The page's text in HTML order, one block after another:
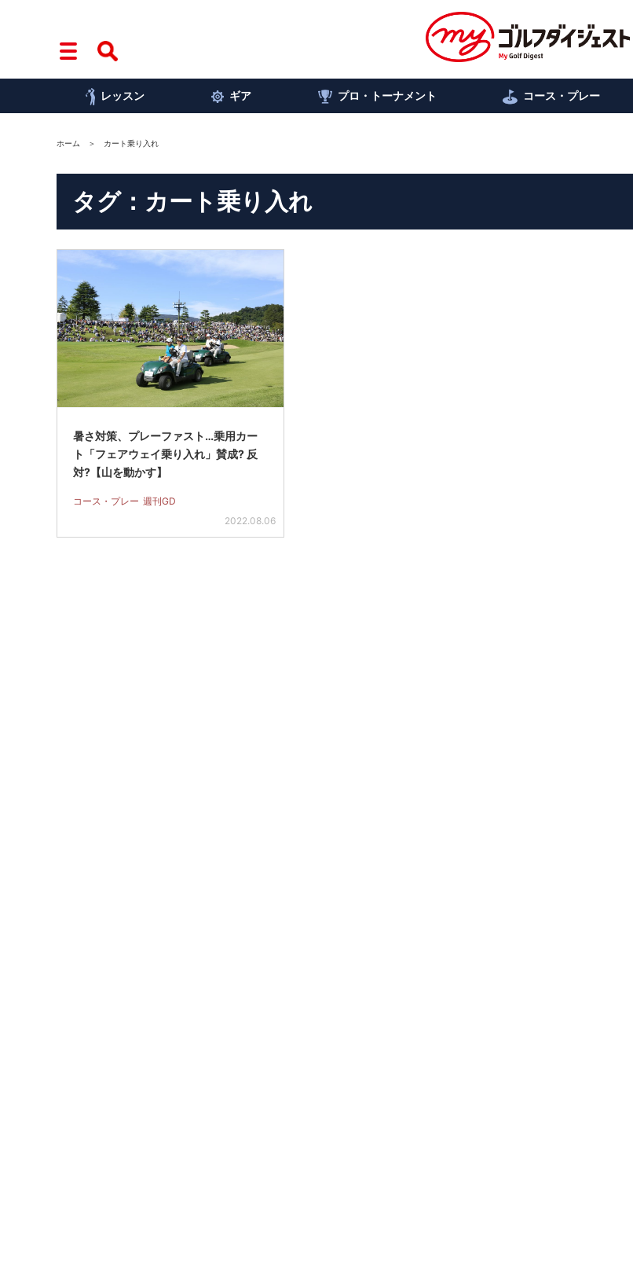
レッスン ギア プロ・トーナメント コース・プレー
ホーム カート乗り入れ
タグ：カート乗り入れ
暑さ対策、プレーファスト…乗用カー
ト「フェアウェイ乗り入れ」賛成? 反
対?【山を動かす】
コース・プレー 週刊GD
2022.08.06